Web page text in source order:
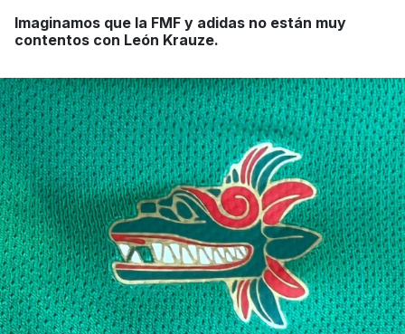
Imaginamos que la FMF y adidas no están muy
contentos con León Krauze.